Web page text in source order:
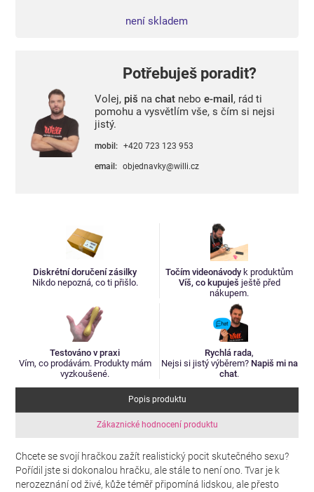
není skladem
Potřebuješ poradit?
Volej, piš na chatnebo e-mail , rád ti
pomohu a vysvětlím vše, s čím si nejsi
jistý.
mobil: +420 723 123 953
email: objednavky@willi.cz
Diskrétní doručení zásilky
Nikdo nepozná, co ti přišlo.
Točím videonávody k produktům
Víš, co kupuješ ještě před
nákupem.
Testováno v praxi
Vím, co prodávám. Produkty mám
vyzkoušené.
Rychlá rada,
Nejsi si jistý výběrem? Napiš mi na
chat.
Popis produktu
Zákaznické hodnocení produktu
Chcete se svojí hračkou zažít realistický pocit skutečného sexu?
Pořídil jste si dokonalou hračku, ale stále to není ono. Tvar je k
nerozeznání od živé, kůže téměř připomíná lidskou, ale přesto